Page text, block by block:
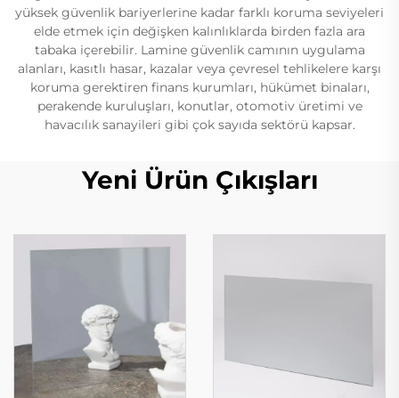
yüksek güvenlik bariyerlerine kadar farklı koruma seviyeleri
elde etmek için değişken kalınlıklarda birden fazla ara
tabaka içerebilir. Lamine güvenlik camının uygulama
alanları, kasıtlı hasar, kazalar veya çevresel tehlikelere karşı
koruma gerektiren finans kurumları, hükümet binaları,
perakende kuruluşları, konutlar, otomotiv üretimi ve
havacılık sanayileri gibi çok sayıda sektörü kapsar.
Yeni Ürün Çıkışları